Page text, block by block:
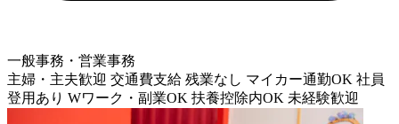
一般事務・営業事務
主婦・主夫歓迎 交通費支給 残業なし マイカー通勤OK 社員
登用あり Wワーク・副業OK 扶養控除内OK 未経験歓迎